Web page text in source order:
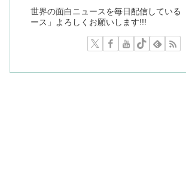
世界の面白ニュースを毎日配信している
ース」よろしくお願いします!!!